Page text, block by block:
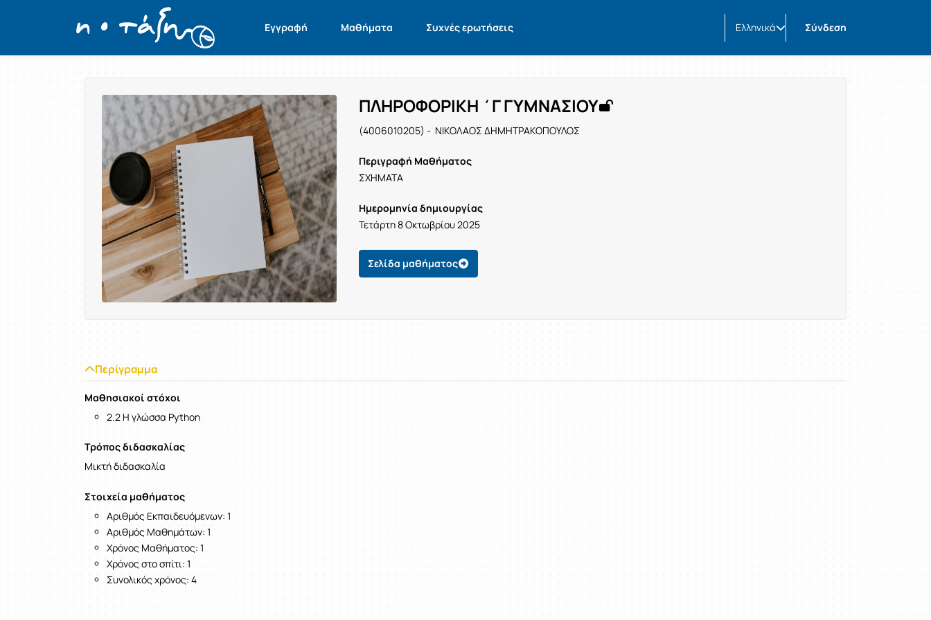
Εγγραφή Μαθήματα Συχνές ερωτήσεις Ελληνικά Σύνδεση
Παρουσίαση/Προβολή
ΠΛΗΡΟΦΟΡΙΚΗ ΄Γ ΓΥΜΝΑΣΙΟΥ
(4006010205) - ΝΙΚΟΛΑΟΣ ΔΗΜΗΤΡΑΚΟΠΟΥΛΟΣ
Περιγραφή Μαθήματος
ΣΧΗΜΑΤΑ
Ημερομηνία δημιουργίας
Τετάρτη 8 Οκτωβρίου 2025
Σελίδα μαθήματος
Περίγραμμα
Μαθησιακοί στόχοι
2.2 Η γλώσσα Python
Τρόπος διδασκαλίας
Μικτή διδασκαλία
Στοιχεία μαθήματος
Αριθμός Εκπαιδευόμενων: 1
Αριθμός Μαθημάτων: 1
Χρόνος Μαθήματος: 1
Χρόνος στο σπίτι: 1
Συνολικός χρόνος: 4